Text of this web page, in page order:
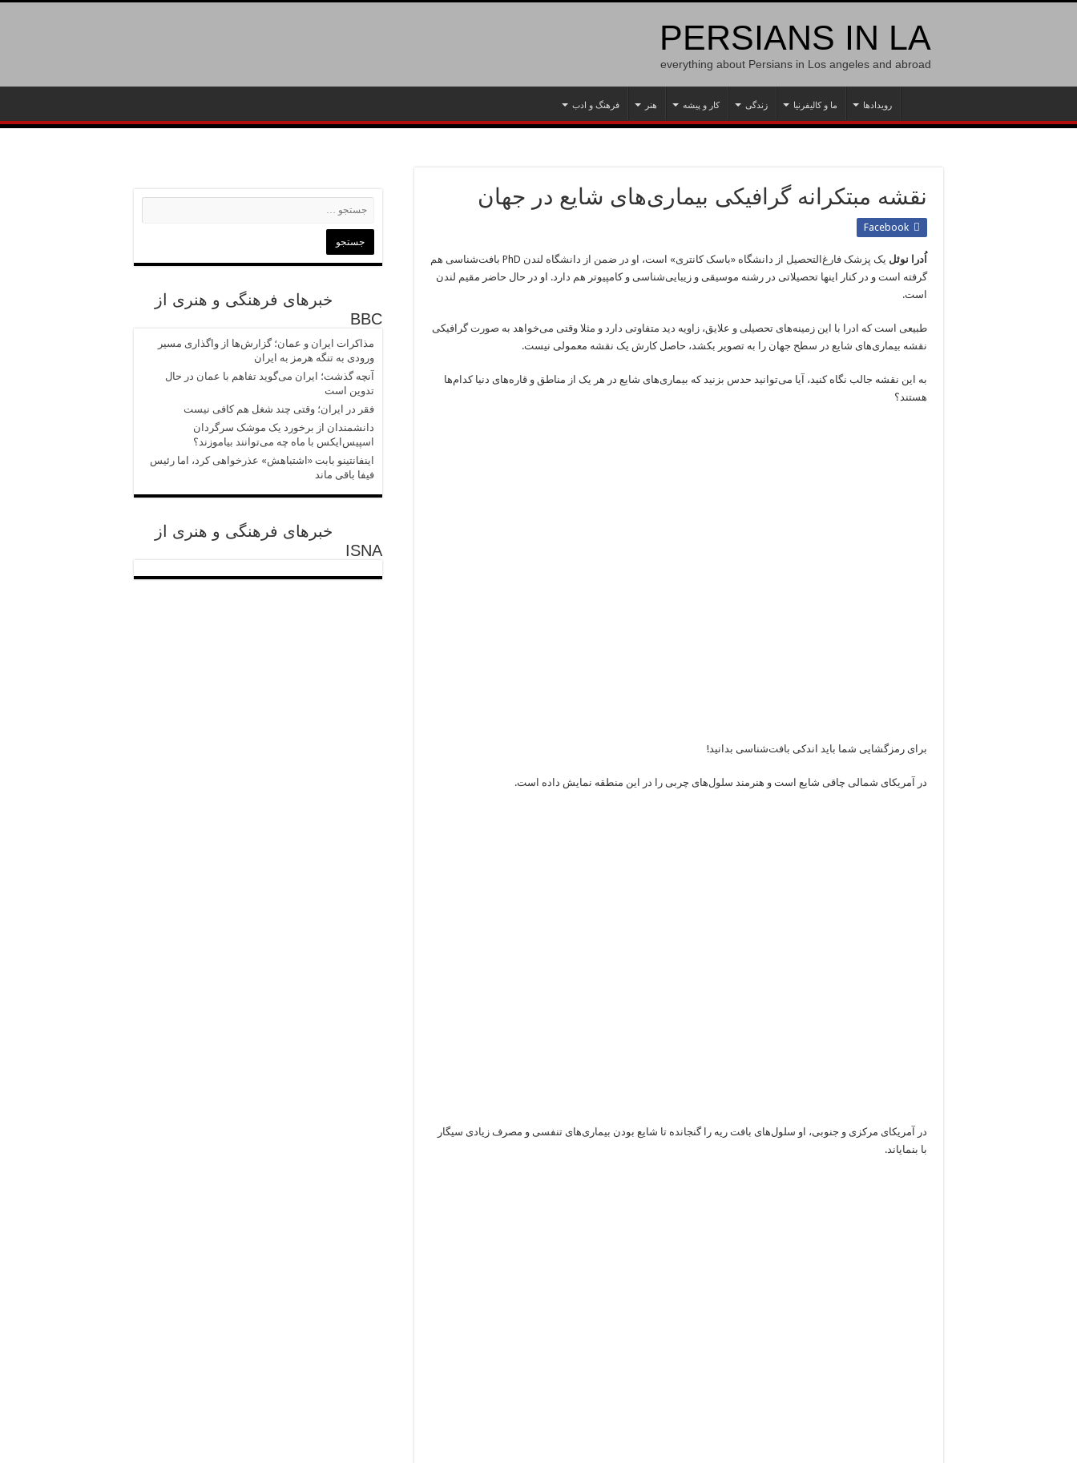
PERSIANS IN LA
everything about Persians in Los angeles and abroad
رویدادها ما و کالیفرنیا زندگی کار و پیشه هنر فرهنگ و ادب
نقشه مبتکرانه گرافیکی بیماری‌های شایع در جهان
Facebook
اُدرا نوئل
یک پزشک فارغ‌التحصیل از دانشگاه «باسک کانتری» است، او در ضمن از دانشگاه لندن PhD بافت‌شناسی هم
گرفته است و در کنار اینها تحصیلاتی در رشنه موسیقی و زیبایی‌شناسی و کامپیوتر هم دارد. او در حال حاضر مقیم لندن
است.
طبیعی است که ادرا با این زمینه‌های تحصیلی و علایق، زاویه دید متفاوتی دارد و مثلا وقتی می‌خواهد به صورت گرافیکی
نقشه بیماری‌های شایع در سطح جهان را به تصویر بکشد، حاصل کارش یک نقشه معمولی نیست.
به این نقشه جالب نگاه کنید، آیا می‌توانید حدس بزنید که بیماری‌های شایع در هر یک از مناطق و قاره‌های دنیا کدام‌ها
هستند؟
برای رمزگشایی شما باید اندکی بافت‌شناسی بدانید!
در آمریکای شمالی چاقی شایع است و هنرمند سلول‌های چربی را در این منطقه نمایش داده است.
در آمریکای مرکزی و جنوبی، او سلول‌های بافت ریه را گنجانده تا شایع بودن بیماری‌های تنفسی و مصرف زیادی سیگار
با بنمایاند.
خبرهای فرهنگی و هنری از
BBC
مذاکرات ایران و عمان؛ گزارش‌ها از واگذاری مسیر
ورودی به تنگه هرمز به ایران
آنچه گذشت؛ ایران می‌گوید تفاهم با عمان در حال
تدوین است
فقر در ایران؛ وقتی چند شغل هم کافی نیست
دانشمندان از برخورد یک موشک سرگردان
اسپیس‌ایکس با ماه چه می‌توانند بیاموزند؟
اینفانتینو بابت «اشتباهش» عذرخواهی کرد، اما رئیس
فیفا باقی ماند
خبرهای فرهنگی و هنری از
ISNA